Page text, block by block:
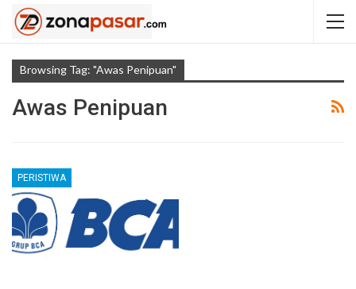
Browsing Tag: "awas Penipuan"
Awas Penipuan
PERISTIWA